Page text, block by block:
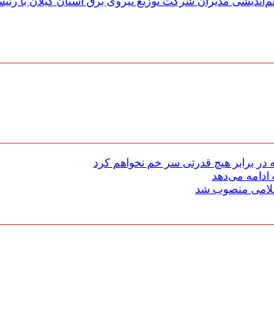
برابر هیچ قدرتی سر خم نخواهم کرد
ادامه می‌دهد
منصوب شد